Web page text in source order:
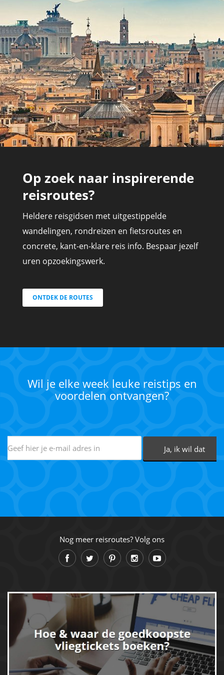
Op zoek naar inspirerende
reisroutes?
Heldere reisgidsen met uitgestippelde
wandelingen, rondreizen en fietsroutes en
concrete, kant-en-klare reis info. Bespaar jezelf
uren opzoekingswerk.
ONTDEK DE ROUTES
Wil je elke week leuke reistips en
voordelen ontvangen?
Nog meer reisroutes? Volg ons